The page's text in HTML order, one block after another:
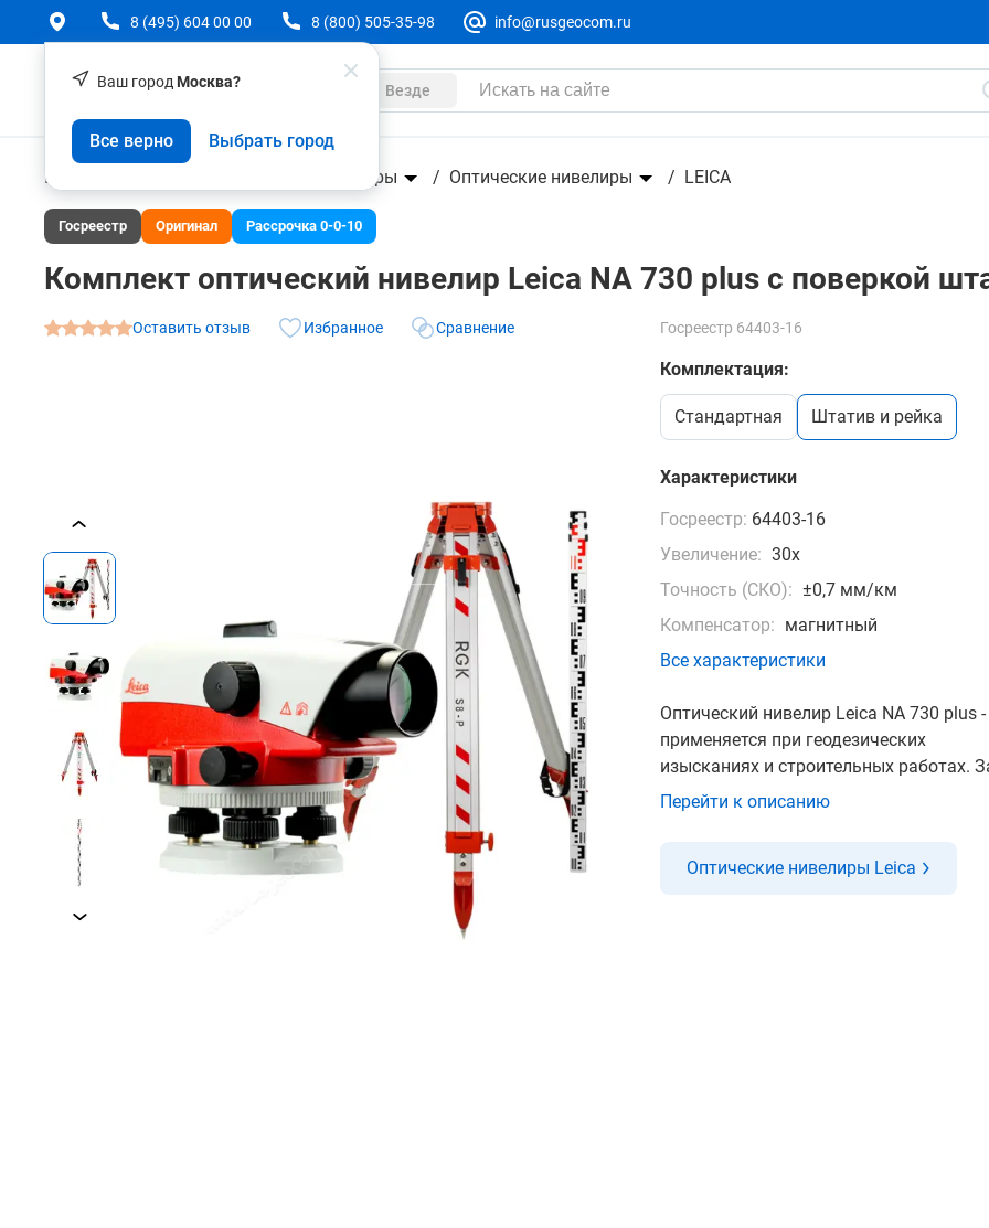
Ваш город Москва?
Все верно Выбрать город
8 (495) 604 00 00 8 (800) 505-35-98 info@rusgeocom.ru
Везде
Геодезическое оборудование Нивелиры Оптические нивелиры LEICA
Госреестр Оригинал Рассрочка 0-0-10
Комплект оптический нивелир Leica NA 730 plus с поверкой
Оставить отзыв Избранное Сравнение Госреестр 64403-16
Комплектация:
стандартная штатив и рейка
Характеристики
Госреестр: 64403-16
Увеличение: 30x
Точность (СКО): ±0,7 мм/км
Компенсатор: магнитный
Все характеристики
Оптический нивелир Leica NA 730 plus -
применяется при геодезических
изысканиях и строительных работах.
Перейти к описанию
Оптические нивелиры Leica
Комплект оптический нивелир Leica NA 730 plus с поверкой штатив рейка - 3 в 1
О товаре ХарактеристикиАксессуары